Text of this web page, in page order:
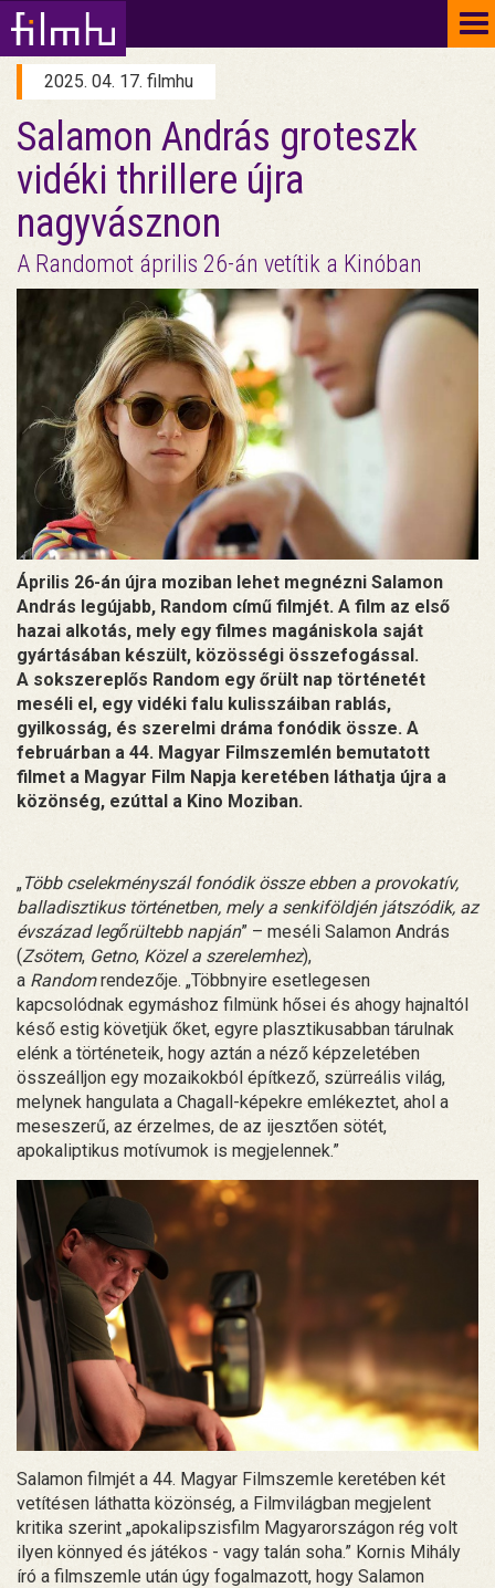
2025. 04. 17. filmhu
Salamon András groteszk
vidéki thrillere újra
nagyvásznon
A Randomot április 26-án vetítik a Kinóban
Április 26-án újra moziban lehet megnézni Salamon
András legújabb, Random című filmjét. A film az első
hazai alkotás, mely egy filmes magániskola saját
gyártásában készült, közösségi összefogással.
A sokszereplős Random egy őrült nap történetét
meséli el, egy vidéki falu kulisszáiban rablás,
gyilkosság, és szerelmi dráma fonódik össze. A
februárban a 44. Magyar Filmszemlén bemutatott
filmet a Magyar Film Napja keretében láthatja újra a
közönség, ezúttal a Kino Moziban.
„Több cselekményszál fonódik össze ebben a provokatív,
balladisztikus történetben, mely a senkiföldjén játszódik, az
évszázad legőrültebb napján” – meséli Salamon András
(Zsötem, Getno, Közel a szerelemhez),
a Randomrendezője. „Többnyire esetlegesen
kapcsolódnak egymáshoz filmünk hősei és ahogy hajnaltól
késő estig követjük őket, egyre plasztikusabban tárulnak
elénk a történeteik, hogy aztán a néző képzeletében
összeálljon egy mozaikokból építkező, szürreális világ,
melynek hangulata a Chagall-képekre emlékeztet, ahol a
meseszerű, az érzelmes, de az ijesztően sötét,
apokaliptikus motívumok is megjelennek.”
Salamon filmjét a 44. Magyar Filmszemle keretében két
vetítésen láthatta közönség, a Filmvilágban megjelent
kritika szerint „apokalipszisfilm Magyarországon rég volt
ilyen könnyed és játékos - vagy talán soha.” Kornis Mihály
író a filmszemle után úgy fogalmazott, hogy Salamon